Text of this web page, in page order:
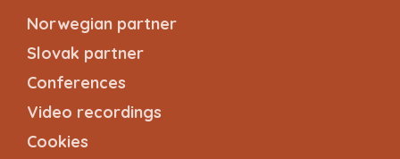
Norwegian partner
Slovak partner
Conferences
Video recordings
Cookies